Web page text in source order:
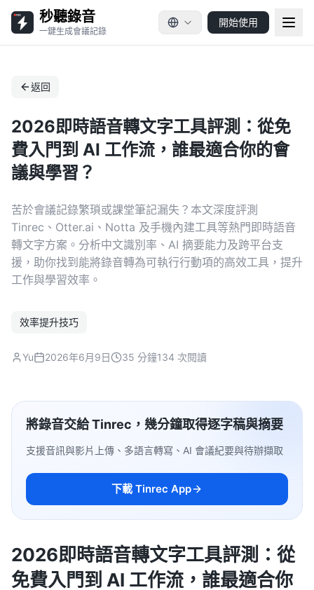
秒聽錄音
一鍵生成會議記錄
開始使用
返回
2026即時語音轉文字工具評測：從免
費入門到 AI 工作流，誰最適合你的會
議與學習？
苦於會議記錄繁瑣或課堂筆記漏失？本文深度評測
Tinrec、Otter.ai、Notta 及手機內建工具等熱門即時語音
轉文字方案。分析中文識別率、AI 摘要能力及跨平台支
援，助你找到能將錄音轉為可執行行動項的高效工具，提升
工作與學習效率。
效率提升技巧
Yu 2026年6月9日 35 分鐘134 次閱讀
將錄音交給 Tinrec，幾分鐘取得逐字稿與摘要
支援音訊與影片上傳、多語言轉寫、AI 會議紀要與待辦擷取
下載 Tinrec App
2026即時語音轉文字工具評測：從
免費入門到 AI 工作流，誰最適合你